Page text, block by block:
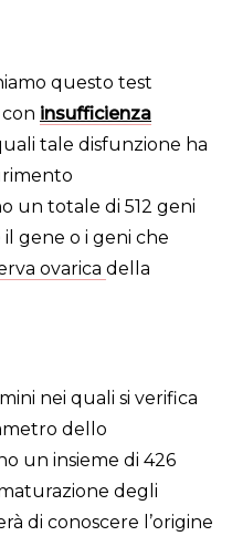
questo test
insufficienza
tale disfunzione ha
un totale di 512 geni
gene o i geni che
ovarica della
nei quali si verifica
dello
un insieme di 426
degli
di conoscere l’origine